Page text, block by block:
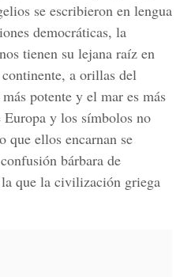
se escribieron en lengua
democráticas, la
tienen su lejana raíz en
a orillas del
potente y el mar es más
y los símbolos no
que ellos encarnan se
bárbara de
que la civilización griega